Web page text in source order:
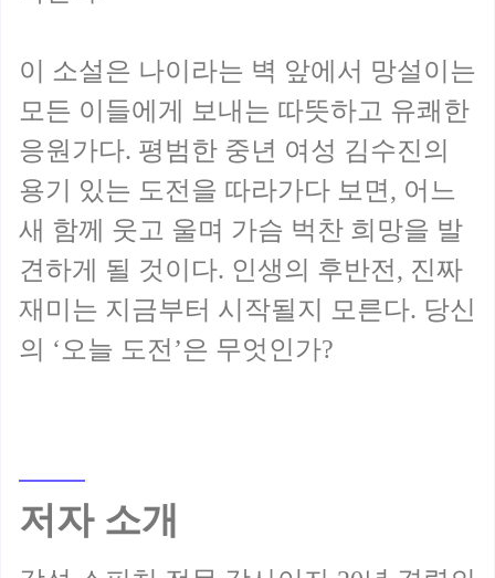
이 소설은 나이라는 벽 앞에서 망설이는
모든 이들에게 보내는 따뜻하고 유쾌한
응원가다. 평범한 중년 여성 김수진의
용기 있는 도전을 따라가다 보면, 어느
새 함께 웃고 울며 가슴 벅찬 희망을 발
견하게 될 것이다. 인생의 후반전, 진짜
재미는 지금부터 시작될지 모른다. 당신
저자 소개